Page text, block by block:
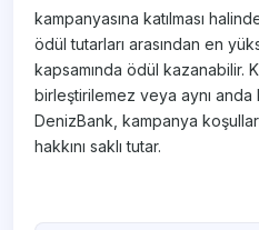
kampanyasına katılması
ödül tutarları arasından en
kapsamında ödül kazanabilir.
birleştirilemez veya aynı anda
DenizBank, kampanya
hakkını saklı tutar.